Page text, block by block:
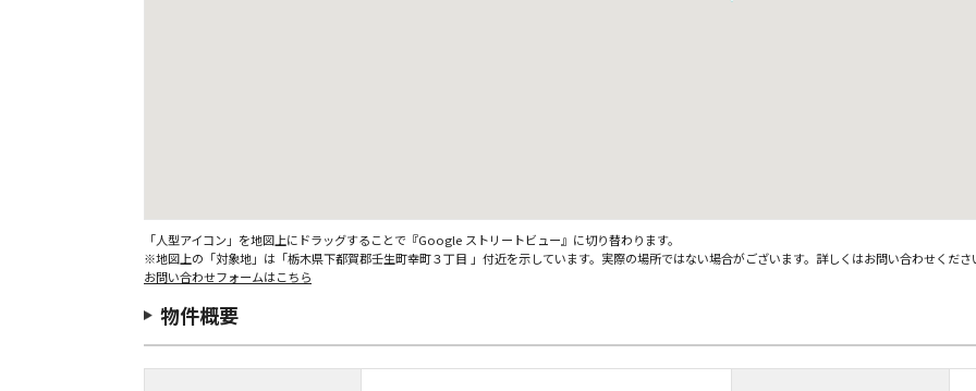
「人型アイコン」を地図上にドラッグすることで『Google ストリートビュー』に切り替わります。
※地図上の「対象地」は「栃木県下都賀郡壬生町幸町３丁目 」付近を示しています。実際の場所ではない場合がございます。詳しくはお問い合わせくださ
お問い合わせフォームはこちら
物件概要